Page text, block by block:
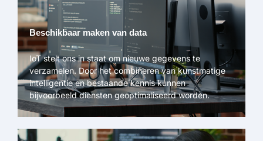
Beschikbaar maken van data
IoT stelt ons in staat om nieuwe gegevens te
verzamelen. Door het combineren van kunstmatige
intelligentie en bestaande kennis kunnen
bijvoorbeeld diensten geoptimaliseerd worden.